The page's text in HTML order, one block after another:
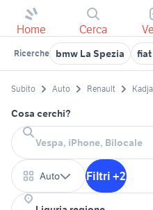
Home Cerca
Ricerche bmw La Spezia fiat
Subito Auto Renault
Cosa cerchi?
Auto Filtri +2